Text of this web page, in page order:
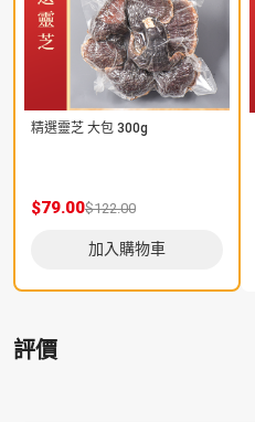
精選靈芝 大包 300g
$79.00$122.00
加入購物車
評價